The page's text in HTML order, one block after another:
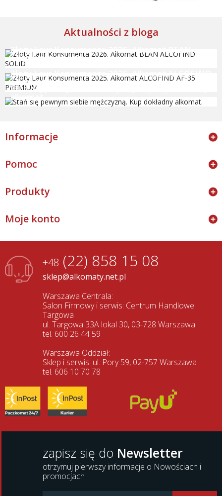
Aktualności z bloga
Złoty Laur Konsumenta 2026. Alkomat BEAN
ALCOFIND SOLID
Złoty Laur Konsumenta 2025. Alkomat ALCOFIND
AF-35 PREMIUM
Stań się pewnym siebie mężczyzną. Kup dokładny
alkomat.
Informacje
Pomoc
Produkty
Moje konto
+48 (22) 858 15 08
sklep@alkomaty.net.pl
Warszawa Centrala:
Salon Firmowy i serwis: Centrum Handlowe
Targowa
ul. Targowa 33A lokal 30, 03-728 Warszawa
tel. 600 26 44 59
Warszawa Oddział:
Sklep i serwis: ul. Pory 59, 02-757 Warszawa
tel. 606 10 70 78
zapisz się do Newsletter
otrzymuj pierwszy informacje o Nowościach i
promocjach